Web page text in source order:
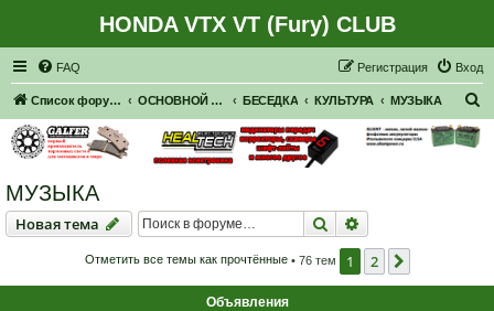
HONDA VTX VT (Fury) CLUB
FAQ Вход
Регистрация
Список форумов ОСНОВНОЙ ФОРУМ БЕСЕДКА КУЛЬТУРА МУЗЫКА
МУЗЫКА
Новая тема
Новаятема Поиск
Отметить все темы как прочтённые• 76 тем 1 2
Объявления